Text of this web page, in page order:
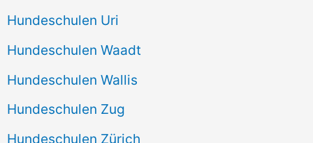
Hundeschulen Uri
Hundeschulen Waadt
Hundeschulen Wallis
Hundeschulen Zug
Hundeschulen Zürich